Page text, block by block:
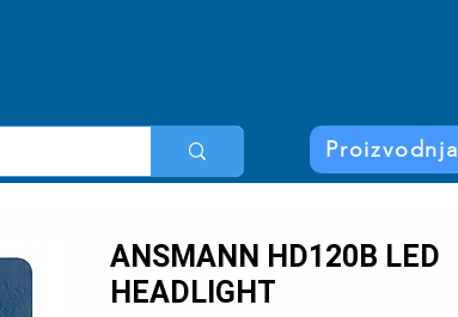
Proizvodnja
ANSMANN HD120B LED
HEADLIGHT